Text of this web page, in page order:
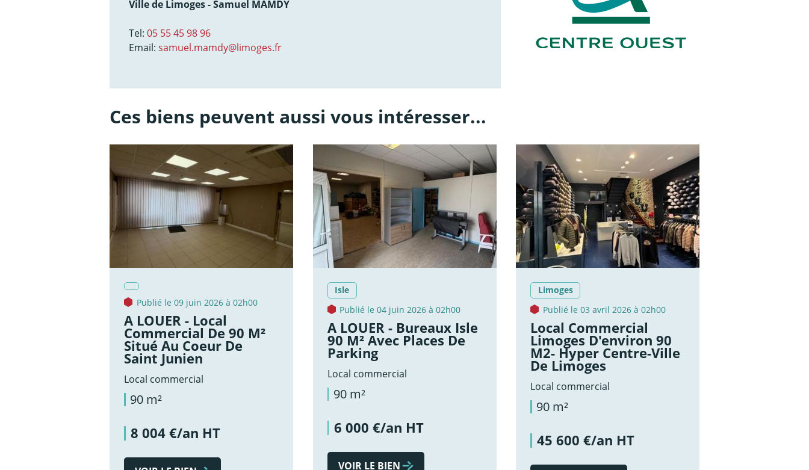
Ville de Limoges - Samuel MAMDY
Tel: 05 55 45 98 96
Email: samuel.mamdy@limoges.fr
Ces biens peuvent aussi vous intéresser...
Publié le 09 juin 2026 à 02h00
A LOUER - Local
Commercial De 90 M²
Situé Au Coeur De
Saint Junien
Local commercial
90 m²
8 004 €/an HT
Isle
Publié le 04 juin 2026 à 02h00
A LOUER - Bureaux Isle
90 M² Avec Places De
Parking
Local commercial
90 m²
6 000 €/an HT
VOIR LE BIEN
Limoges
Publié le 03 avril 2026 à 02h00
Local Commercial
Limoges D'environ 90
M2- Hyper Centre-Ville
De Limoges
Local commercial
90 m²
45 600 €/an HT